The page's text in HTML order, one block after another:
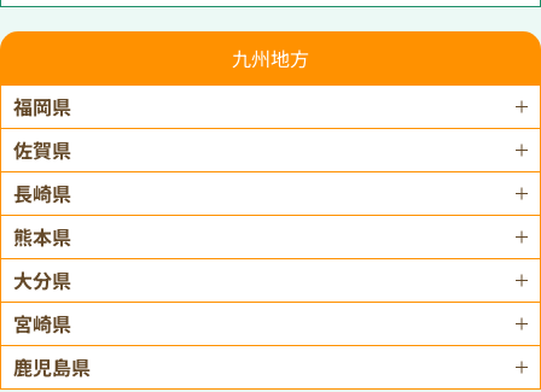
九州地方
福岡県
佐賀県
長崎県
熊本県
大分県
宮崎県
鹿児島県